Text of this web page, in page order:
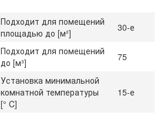
Подходит для помещений
площадью до [м²]
30-е
Подходит для помещений
до [м³]
75
Установка минимальной
комнатной температуры
[° C]
15-е